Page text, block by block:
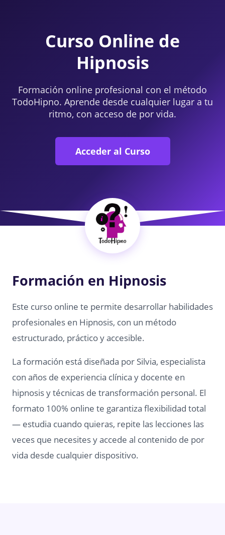
Curso Online de
Hipnosis
Formación online profesional con el método
TodoHipno. Aprende desde cualquier lugar a tu
ritmo, con acceso de por vida.
Acceder al Curso
Formación en Hipnosis
Este curso online te permite desarrollar habilidades
profesionales en Hipnosis, con un método
estructurado, práctico y accesible.
La formación está diseñada por Silvia, especialista
con años de experiencia clínica y docente en
hipnosis y técnicas de transformación personal. El
formato 100% online te garantiza flexibilidad total
— estudia cuando quieras, repite las lecciones las
veces que necesites y accede al contenido de por
vida desde cualquier dispositivo.